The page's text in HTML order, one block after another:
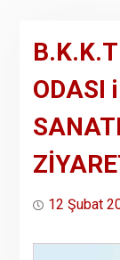
ODASI
12 Şubat